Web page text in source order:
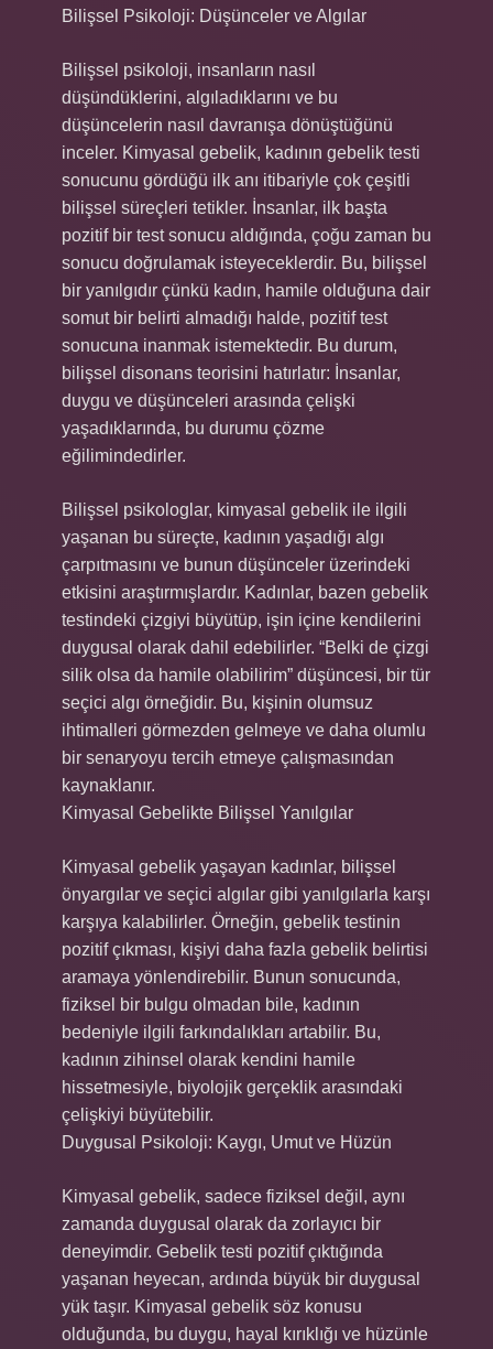
Bilişsel Psikoloji: Düşünceler ve Algılar
Bilişsel psikoloji, insanların nasıl
düşündüklerini, algıladıklarını ve bu
düşüncelerin nasıl davranışa dönüştüğünü
inceler. Kimyasal gebelik, kadının gebelik testi
sonucunu gördüğü ilk anı itibariyle çok çeşitli
bilişsel süreçleri tetikler. İnsanlar, ilk başta
pozitif bir test sonucu aldığında, çoğu zaman bu
sonucu doğrulamak isteyeceklerdir. Bu, bilişsel
bir yanılgıdır çünkü kadın, hamile olduğuna dair
somut bir belirti almadığı halde, pozitif test
sonucuna inanmak istemektedir. Bu durum,
bilişsel disonans teorisini hatırlatır: İnsanlar,
duygu ve düşünceleri arasında çelişki
yaşadıklarında, bu durumu çözme
eğilimindedirler.
Bilişsel psikologlar, kimyasal gebelik ile ilgili
yaşanan bu süreçte, kadının yaşadığı algı
çarpıtmasını ve bunun düşünceler üzerindeki
etkisini araştırmışlardır. Kadınlar, bazen gebelik
testindeki çizgiyi büyütüp, işin içine kendilerini
duygusal olarak dahil edebilirler. “Belki de çizgi
silik olsa da hamile olabilirim” düşüncesi, bir tür
seçici algı örneğidir. Bu, kişinin olumsuz
ihtimalleri görmezden gelmeye ve daha olumlu
bir senaryoyu tercih etmeye çalışmasından
kaynaklanır.
Kimyasal Gebelikte Bilişsel Yanılgılar
Kimyasal gebelik yaşayan kadınlar, bilişsel
önyargılar ve seçici algılar gibi yanılgılarla karşı
karşıya kalabilirler. Örneğin, gebelik testinin
pozitif çıkması, kişiyi daha fazla gebelik belirtisi
aramaya yönlendirebilir. Bunun sonucunda,
fiziksel bir bulgu olmadan bile, kadının
bedeniyle ilgili farkındalıkları artabilir. Bu,
kadının zihinsel olarak kendini hamile
hissetmesiyle, biyolojik gerçeklik arasındaki
çelişkiyi büyütebilir.
Duygusal Psikoloji: Kaygı, Umut ve Hüzün
Kimyasal gebelik, sadece fiziksel değil, aynı
zamanda duygusal olarak da zorlayıcı bir
deneyimdir. Gebelik testi pozitif çıktığında
yaşanan heyecan, ardında büyük bir duygusal
yük taşır. Kimyasal gebelik söz konusu
olduğunda, bu duygu, hayal kırıklığı ve hüzünle